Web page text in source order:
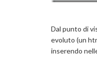
Dal punto di
evoluto (un
inserendo